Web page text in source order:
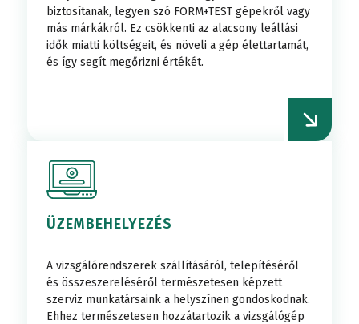
biztosítanak, legyen szó FORM+TEST gépekről vagy
más márkákról. Ez csökkenti az alacsony leállási
idők miatti költségeit, és növeli a gép élettartamát,
és így segít megőrizni értékét.
ÜZEMBEHELYEZÉS
A vizsgálórendszerek szállításáról, telepítéséről
és összeszereléséről természetesen képzett
szerviz munkatársaink a helyszínen gondoskodnak.
Ehhez természetesen hozzátartozik a vizsgálógép